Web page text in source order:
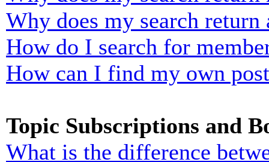
Why does my search return
How do I search for
How can I find my own
Topic Subscriptions and
What is the difference